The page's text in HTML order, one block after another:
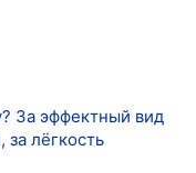
За эффектный вид
за лёгкость